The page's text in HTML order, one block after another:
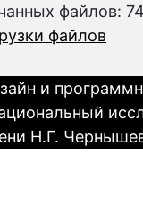
файлов:
файлов
и
Н.Г.